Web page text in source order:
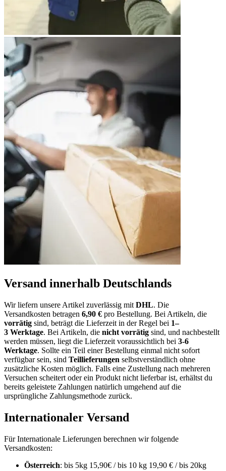
Versand innerhalb Deutschlands
Wir liefern unsere Artikel zuverlässig mit DHL. Die
Versandkosten betragen 6,90 € pro Bestellung. Bei Artikeln, die
vorrätig sind, beträgt die Lieferzeit in der Regel bei 1–
3 Werktage. Bei Artikeln, die nicht vorrätig sind, und nachbestellt
werden müssen, liegt die Lieferzeit voraussichtlich bei 3-6
Werktage. Sollte ein Teil einer Bestellung einmal nicht sofort
verfügbar sein, sind Teillieferungen selbstverständlich ohne
zusätzliche Kosten möglich. Falls eine Zustellung nach mehreren
Versuchen scheitert oder ein Produkt nicht lieferbarist, erhältst du
bereits geleistete Zahlungen natürlich umgehend auf die
ursprüngliche Zahlungsmethode zurück.
Internationaler Versand
Für Internationale Lieferungen berechnen wir folgende
Versandkosten:
Österreich: bis 5kg 15,90€ / bis 10 kg 19,90 € / bis 20kg